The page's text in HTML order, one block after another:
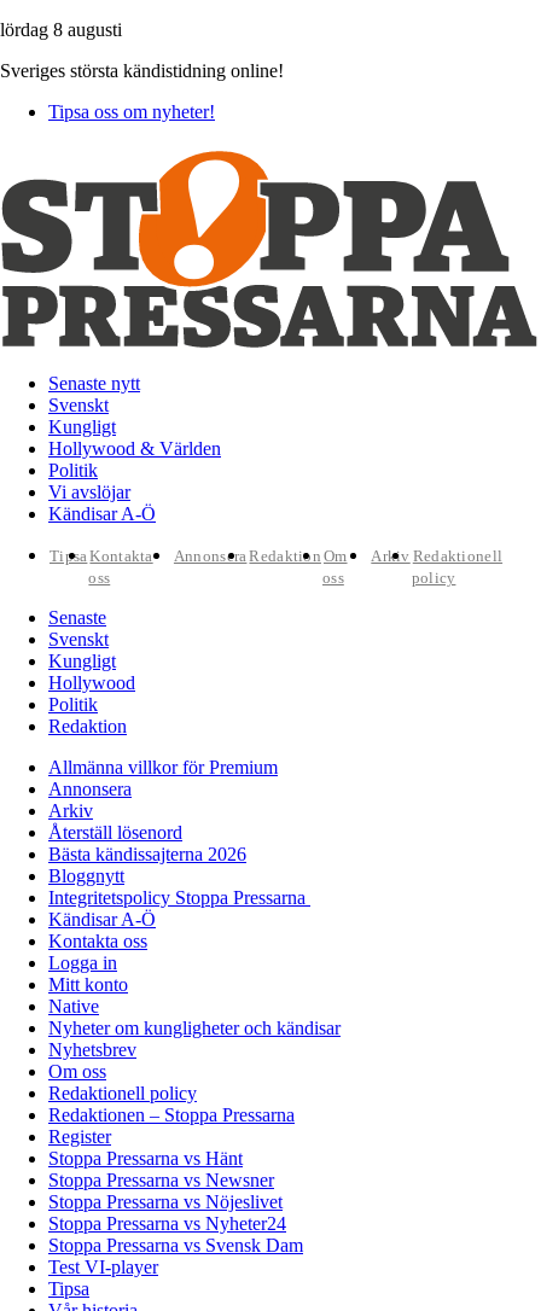
lördag 8 augusti
Sveriges största kändistidning online!
Tipsa oss om nyheter!
Senaste nytt
Svenskt
Kungligt
Hollywood & Världen
Politik
Vi avslöjar
Kändisar A-Ö
TipsaKontakta
oss
AnnonseraRedaktion Om
oss
Arkiv Redaktionell
policy
Senaste
Svenskt
Kungligt
Hollywood
Politik
Redaktion
Allmänna villkor för Premium
Annonsera
Arkiv
Återställ lösenord
Bästa kändissajterna 2026
Bloggnytt
Integritetspolicy Stoppa Pressarna
Kändisar A-Ö
Kontakta oss
Logga in
Mitt konto
Native
Nyheter om kungligheter och kändisar
Nyhetsbrev
Om oss
Redaktionell policy
Redaktionen – Stoppa Pressarna
Register
Stoppa Pressarna vs Hänt
Stoppa Pressarna vs Newsner
Stoppa Pressarna vs Nöjeslivet
Stoppa Pressarna vs Nyheter24
Stoppa Pressarna vs Svensk Dam
Test VI-player
Tipsa